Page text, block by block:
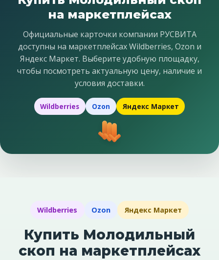
на маркетплейсах
Официальные карточки компании РУСВИТА
доступны на маркетплейсах Wildberries, Ozon и
Яндекс Маркет. Выберите удобную площадку,
чтобы посмотреть актуальную цену, наличие и
условия доставки.
Wildberries Ozon Яндекс Маркет
Wildberries Ozon Яндекс Маркет
Купить Молодильный
скоп на маркетплейсах